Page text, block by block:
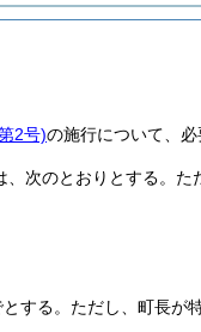
2号)の施行について、必
、次のとおりとする。 た
する。 ただし、町長が